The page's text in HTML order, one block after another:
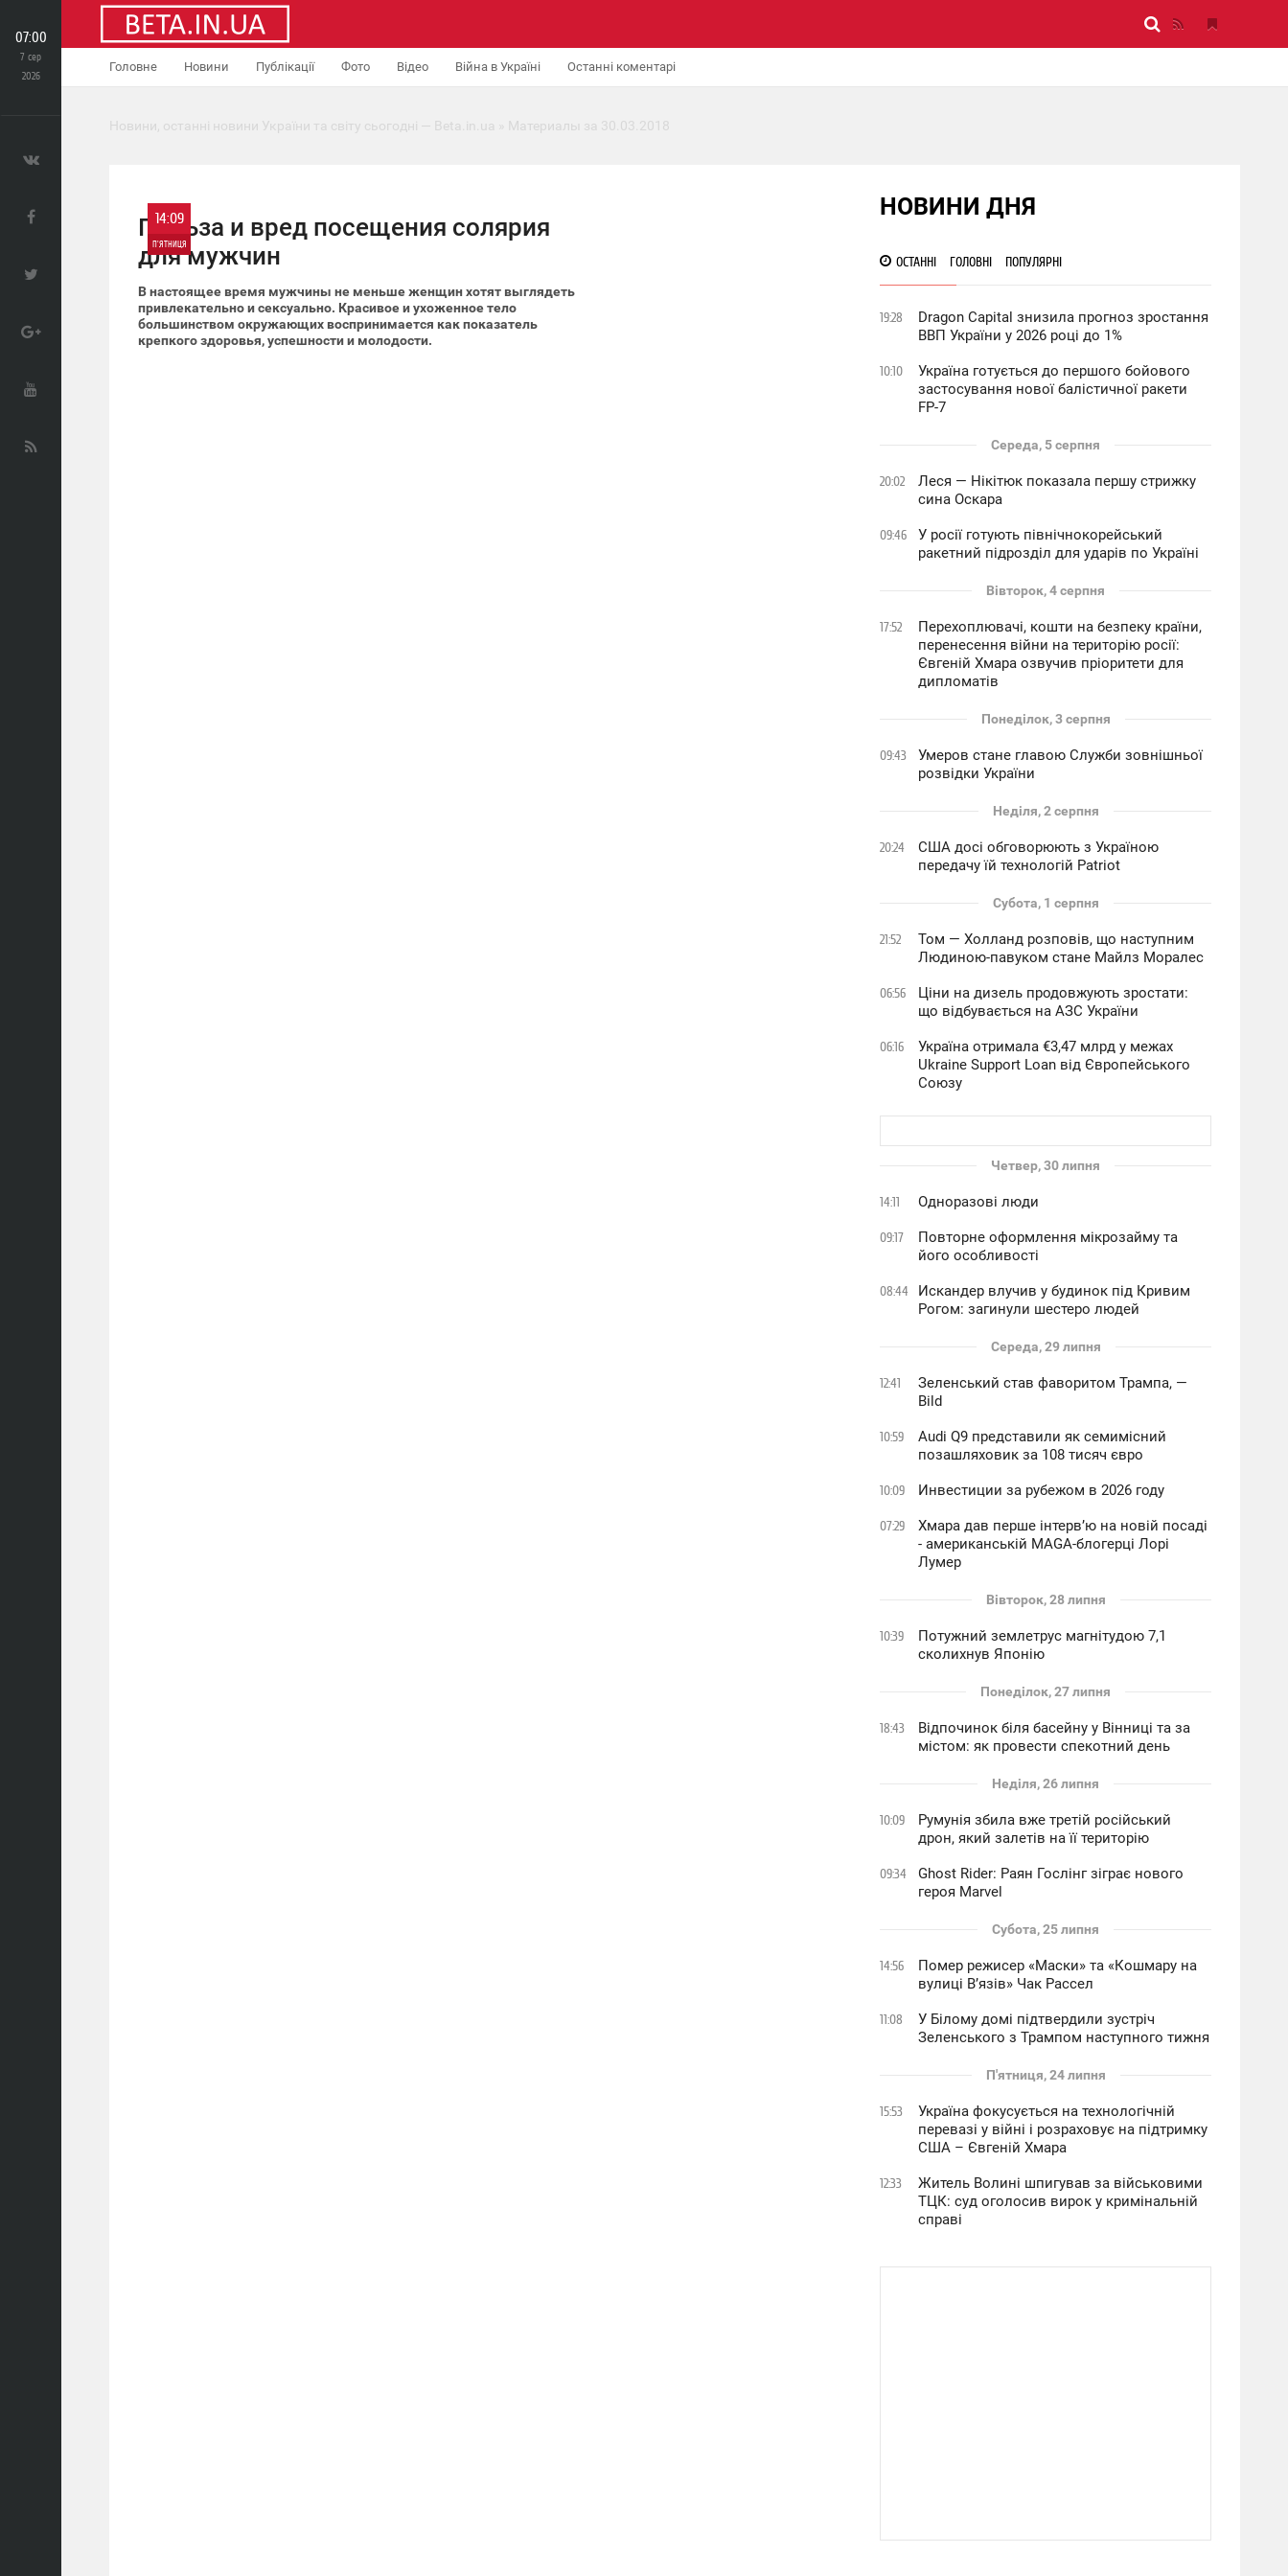
Головне Новини Публікації Фото Відео Війна в Україні Останні коментарі
07:00
7 сер
2026
Новини, останні новини України та світу сьогодні — Beta.in.ua » Материалы за 30.03.2018
14:09
П'ЯТНИЦЯ
2 821
Польза и вред посещения солярия
для мужчин
В настоящее время мужчины не меньше женщин хотят выглядеть
привлекательно и сексуально. Красивое и ухоженное тело
большинством окружающих воспринимается как показатель
крепкого здоровья, успешности и молодости.
НОВИНИ ДНЯ
ОСТАННІ ГОЛОВНІ ПОПУЛЯРНІ
19:28
Dragon Capital знизила прогноз зростання
ВВП України у 2026 році до 1%
10:10
Україна готується до першого бойового
застосування нової балістичної ракети
FP-7
Середа, 5 серпня
20:02
Леся — Нікітюк показала першу стрижку
сина Оскара
09:46
У росії готують північнокорейський
ракетний підрозділ для ударів по Україні
Вівторок, 4 серпня
17:52
Перехоплювачі, кошти на безпеку країни,
перенесення війни на територію росії:
Євгеній Хмара озвучив пріоритети для
дипломатів
Понеділок, 3 серпня
09:43
Умеров стане главою Служби зовнішньої
розвідки України
Неділя, 2 серпня
20:24
США досі обговорюють з Україною
передачу їй технологій Patriot
Субота, 1 серпня
21:52
Том — Холланд розповів, що наступним
Людиною-павуком стане Майлз Моралес
06:56
Ціни на дизель продовжують зростати:
що відбувається на АЗС України
06:16
Україна отримала €3,47 млрд у межах
Ukraine Support Loan від Європейського
Союзу
Четвер, 30 липня
14:11 Одноразові люди
09:17
Повторне оформлення мікрозайму та
його особливості
08:44
Искандер влучив у будинок під Кривим
Рогом: загинули шестеро людей
Середа, 29 липня
12:41
Зеленський став фаворитом Трампа, —
Bild
10:59
Audi Q9 представили як семимісний
позашляховик за 108 тисяч євро
10:09 Инвестиции за рубежом в 2026 году
07:29
Хмара дав перше інтервʼю на новій посаді
- американській MAGA-блогерці Лорі
Лумер
Вівторок, 28 липня
10:39
Потужний землетрус магнітудою 7,1
сколихнув Японію
Понеділок, 27 липня
18:43
Відпочинок біля басейну у Вінниці та за
містом: як провести спекотний день
Неділя, 26 липня
10:09
Румунія збила вже третій російський
дрон, який залетів на її територію
09:34
Ghost Rider: Раян Гослінг зіграє нового
героя Marvel
Субота, 25 липня
14:56
Помер режисер «Маски» та «Кошмару на
вулиці В’язів» Чак Рассел
11:08
У Білому домі підтвердили зустріч
Зеленського з Трампом наступного тижня
П'ятниця, 24 липня
15:53
Україна фокусується на технологічній
перевазі у війні і розраховує на підтримку
США – Євгеній Хмара
12:33
Житель Волині шпигував за військовими
ТЦК: суд оголосив вирок у кримінальній
справі